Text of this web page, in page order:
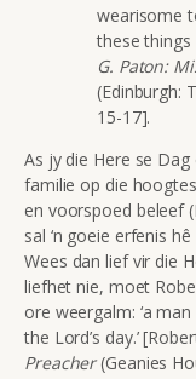
wearisome
these things
G. Paton:
(Edinburgh:
15-17].
As jy die Here se
familie op die
en voorspoed beleef
sal ‘n goeie erfenis
Wees dan lief vir die
liefhet nie, moet
ore weergalm: ‘a
the Lord’s day.’
Preacher(Geanies